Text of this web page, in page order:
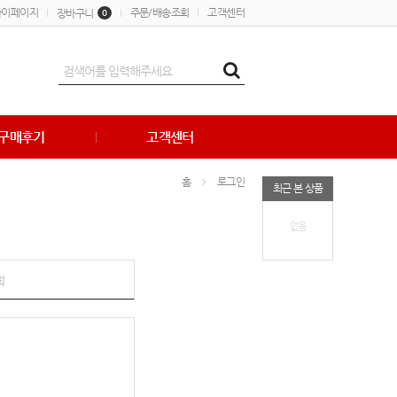
페이지 장바구니 0 주문/배송조회 고객센터
매후기 고객센터
최근 본 상품
없음
홈 로그인